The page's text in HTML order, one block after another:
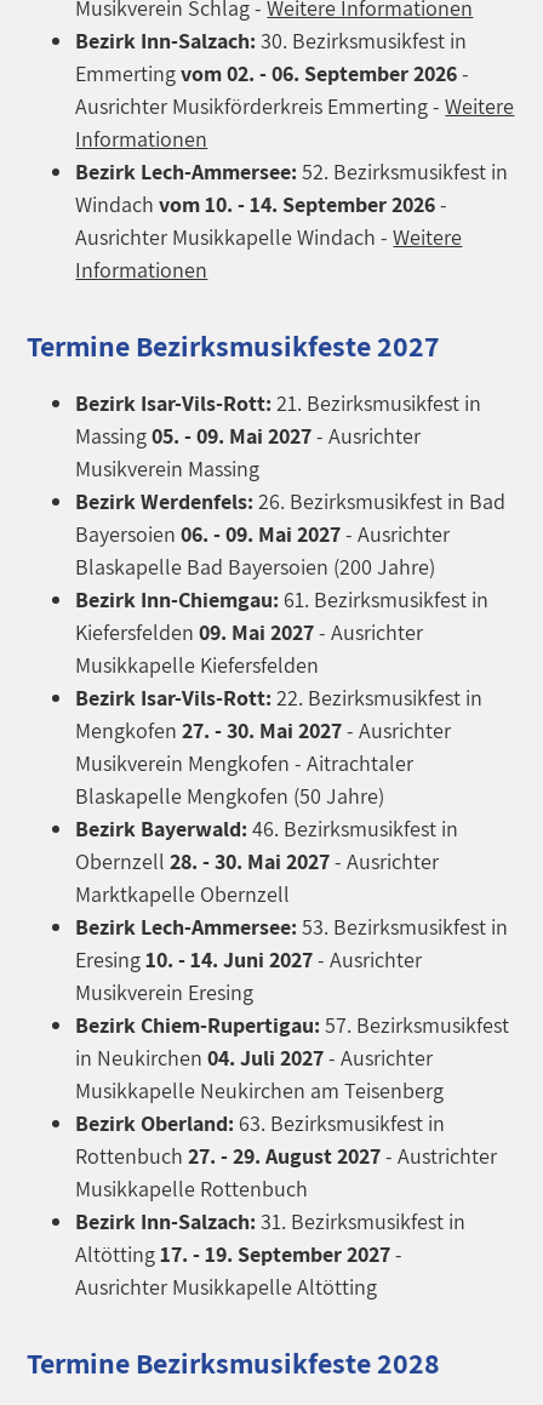
Musikverein Schlag -Weitere Informationen
Bezirk Inn-Salzach: 30. Bezirksmusikfest in
Emmertingvom 02. - 06. September 2026-
Ausrichter Musikförderkreis Emmerting -Weitere
Informationen
Bezirk Lech-Ammersee:52. Bezirksmusikfest in
Windach vom10. - 14. September 2026-
Ausrichter Musikkapelle Windach -Weitere
Informationen
Termine Bezirksmusikfeste 2027
Bezirk Isar-Vils-Rott: 21. Bezirksmusikfest in
Massing05. - 09. Mai 2027- Ausrichter
Musikverein Massing
Bezirk Werdenfels:26. Bezirksmusikfest in Bad
Bayersoien 06. - 09. Mai2027- Ausrichter
Blaskapelle Bad Bayersoien (200 Jahre)
Bezirk Inn-Chiemgau: 61. Bezirksmusikfest in
Kiefersfelden09. Mai 2027- Ausrichter
Musikkapelle Kiefersfelden
Bezirk Isar-Vils-Rott: 22. Bezirksmusikfest in
Mengkofen27. - 30. Mai 2027- Ausrichter
Musikverein Mengkofen - Aitrachtaler
Blaskapelle Mengkofen (50 Jahre)
Bezirk Bayerwald: 46. Bezirksmusikfest in
Obernzell28. - 30. Mai 2027- Ausrichter
Marktkapelle Obernzell
Bezirk Lech-Ammersee:53. Bezirksmusikfest in
Eresing10. - 14. Juni 2027- Ausrichter
Musikverein Eresing
Bezirk Chiem-Rupertigau: 57. Bezirksmusikfest
in Neukirchen04. Juli 2027- Ausrichter
Musikkapelle Neukirchen am Teisenberg
Bezirk Oberland: 63. Bezirksmusikfest in
Rottenbuch27. - 29. August 2027- Austrichter
Musikkapelle Rottenbuch
Bezirk Inn-Salzach: 31. Bezirksmusikfest in
Altötting17. - 19. September 2027-
Ausrichter Musikkapelle Altötting
Termine Bezirksmusikfeste 2028